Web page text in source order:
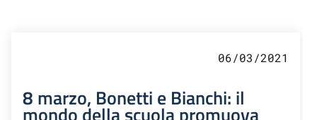
06/03/2021
8 marzo, Bonetti e Bianchi: il